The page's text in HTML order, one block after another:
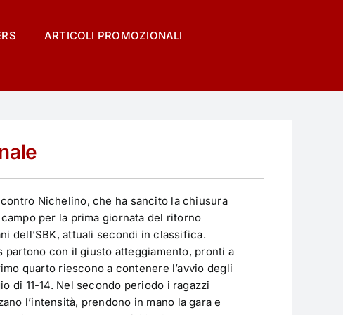
ARTICOLI PROMOZIONALI
Nichelino, che ha sancito la chiusura
per la prima giornata del ritorno
dell’SBK, attuali secondi in classifica.
partono con il giusto atteggiamento, pronti a
quarto riescono a contenere l’avvio degli
di 11-14. Nel secondo periodo i ragazzi
l’intensità, prendono in mano la gara e